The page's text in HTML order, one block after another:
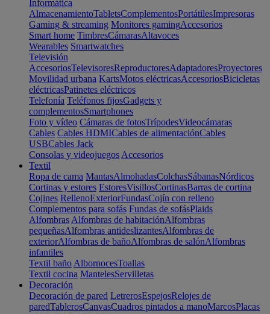
Informática
AlmacenamientoTabletsComplementosPortátilesImpresoras
Gaming & streaming Monitores gamingAccesorios
Smart home TimbresCámarasAltavoces
Wearables Smartwatches
Televisión
AccesoriosTelevisoresReproductoresAdaptadoresProyectores
Movilidad urbana KartsMotos eléctricasAccesoriosBicicletas
eléctricasPatinetes eléctricos
Telefonía Teléfonos fijosGadgets y
complementosSmartphones
Foto y vídeo Cámaras de fotosTrípodesVideocámaras
Cables Cables HDMICables de alimentaciónCables
USBCables Jack
Consolas y videojuegos Accesorios
Textil
Ropa de cama MantasAlmohadasColchasSábanasNórdicos
Cortinas y estores EstoresVisillosCortinasBarras de cortina
Cojines RellenoExteriorFundasCojín con relleno
Complementos para sofás Fundas de sofásPlaids
Alfombras Alfombras de habitaciónAlfombras
pequeñasAlfombras antideslizantesAlfombras de
exteriorAlfombras de bañoAlfombras de salónAlfombras
infantiles
Textil baño AlbornocesToallas
Textil cocina MantelesServilletas
Decoración
Decoración de pared LetrerosEspejosRelojes de
paredTablerosCanvasCuadros pintados a manoMarcosPlacas